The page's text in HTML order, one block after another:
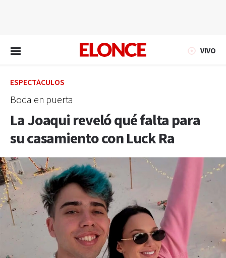
VIVO
ESPECTÁCULOS
Boda en puerta
La Joaqui reveló qué falta para
su casamiento con Luck Ra